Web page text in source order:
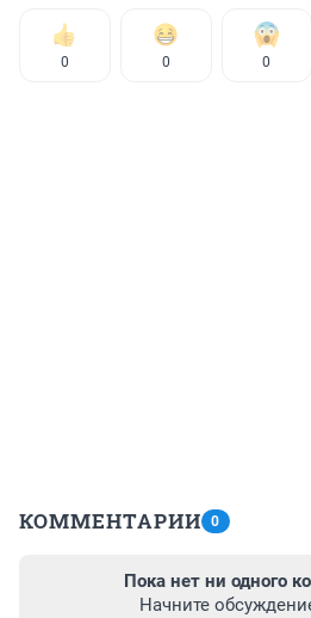
0 0 0
КОММЕНТАРИИ 0
Пока нет ни одного
Начните